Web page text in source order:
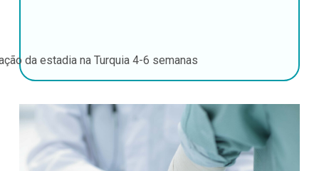
da estadia na Turquia 4-6 semanas